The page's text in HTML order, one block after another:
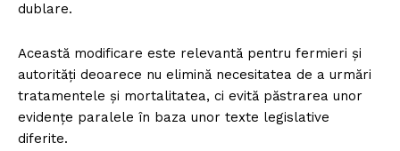
dublare.
Această modificare este relevantă pentru fermieri și
autorități deoarece nu elimină necesitatea de a urmări
tratamentele și mortalitatea, ci evită păstrarea unor
evidențe paralele în baza unor texte legislative
diferite.